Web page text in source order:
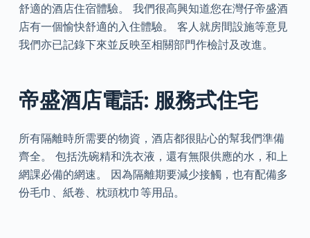
舒適的酒店住宿體驗。 我們很高興知道您在灣仔帝盛酒
店有一個愉快舒適的入住體驗。 客人就房間設施等意見
我們亦已記錄下來並反映至相關部門作檢討及改進。
帝盛酒店電話: 服務式住宅
所有隔離時所需要的物資，酒店都很貼心的幫我們準備
齊全。 包括洗碗精和洗衣液，還有無限供應的水，和上
網課必備的網速。 因為隔離期要減少接觸，也有配備多
份毛巾、紙卷、枕頭枕巾等用品。